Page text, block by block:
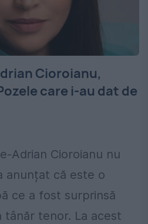
Cioroianu,
care i-au dat de
Adrian Cioroianu nu
anunțat că este o
ce a fost surprinsă
tânăr tenor. La acest